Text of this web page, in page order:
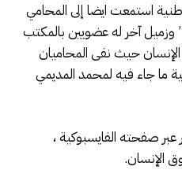
استمعت ايضا إلى المحامي
آخر له عضويين بالمكتب
حيث نفى المحاميان
ما جاء فيه لمحمد المديمي
صفحته الفايسبوكية ،
الإنسان.